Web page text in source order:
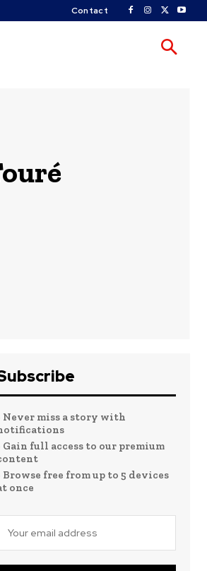
Contact
Never miss a story with
Gain full access to our premium
Browse free from up to 5 devices
once